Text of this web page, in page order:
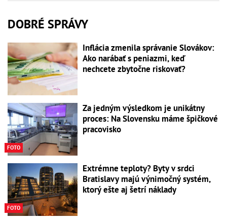
DOBRÉ SPRÁVY
Inflácia zmenila správanie Slovákov:
Ako narábať s peniazmi, keď
nechcete zbytočne riskovať?
FOTO
Za jedným výsledkom je unikátny
proces: Na Slovensku máme špičkové
pracovisko
FOTO
Extrémne teploty? Byty v srdci
Bratislavy majú výnimočný systém,
ktorý ešte aj šetrí náklady